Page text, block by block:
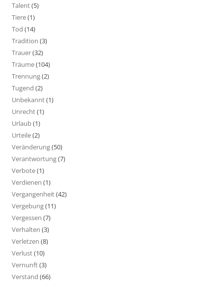
Talent(5)
Tiere(1)
Tod (14)
Tradition (3)
Trauer(32)
Träume(104)
Trennung(2)
Tugend (2)
Unbekannt(1)
Unrecht(1)
Urlaub(1)
Urteile(2)
Veränderung(50)
Verantwortung(7)
Verbote(1)
Verdienen (1)
Vergangenheit(42)
Vergebung(11)
Vergessen (7)
Verhalten (3)
Verletzen (8)
Verlust(10)
Vernunft(3)
Verstand (66)